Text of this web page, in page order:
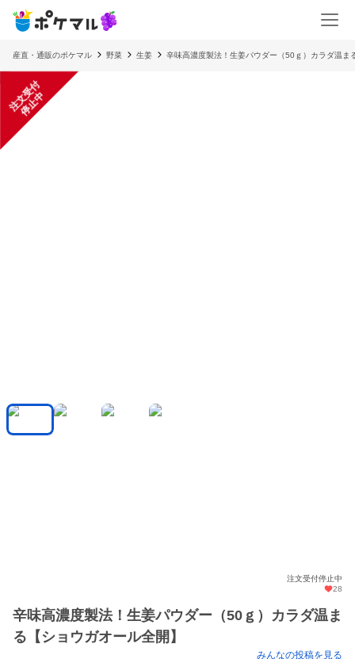
産直・通販のポケマル 野菜 生姜 辛味高濃度製法！生姜パウダー（50ｇ）カラダ温ま
注
文
受
付
停
止
中
注文受付停止中
28
辛味高濃度製法！生姜パウダー（50ｇ）カラダ温ま
る【ショウガオール全開】
みんなの投稿を見る